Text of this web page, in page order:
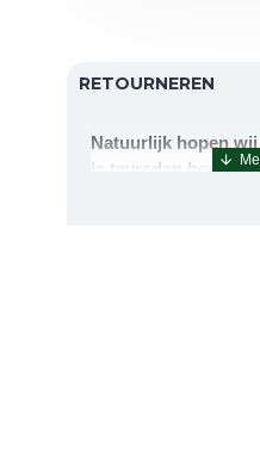
RETOURNEREN
Natuurlijk hopen
je tevreden bent